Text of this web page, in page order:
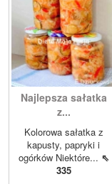
Najlepsza sałatka
z...
Kolorowa sałatka z
kapusty, papryki i
ogórków Niektóre... ⇖
335